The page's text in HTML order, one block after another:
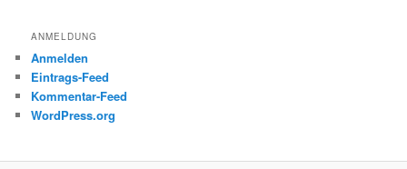
ANMELDUNG
Anmelden
Eintrags-Feed
Kommentar-Feed
WordPress.org